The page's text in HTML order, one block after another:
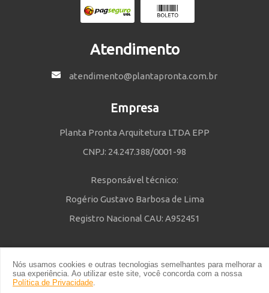
Nós usamos cookies e outras tecnologias semelhantes para melhorar a
sua experiência. Ao utilizar este site, você concorda com a nossa
Política de Privacidade.
Atendimento
atendimento@plantapronta.com.br
Empresa
Planta Pronta Arquitetura LTDA EPP
CNPJ: 24.247.388/0001-98
Responsável técnico:
Rogério Gustavo Barbosa de Lima
Registro Nacional CAU: A952451
Política de Privacidade eTermos e Condições | © 2014 - 2021 Powered
by Planta Pronta